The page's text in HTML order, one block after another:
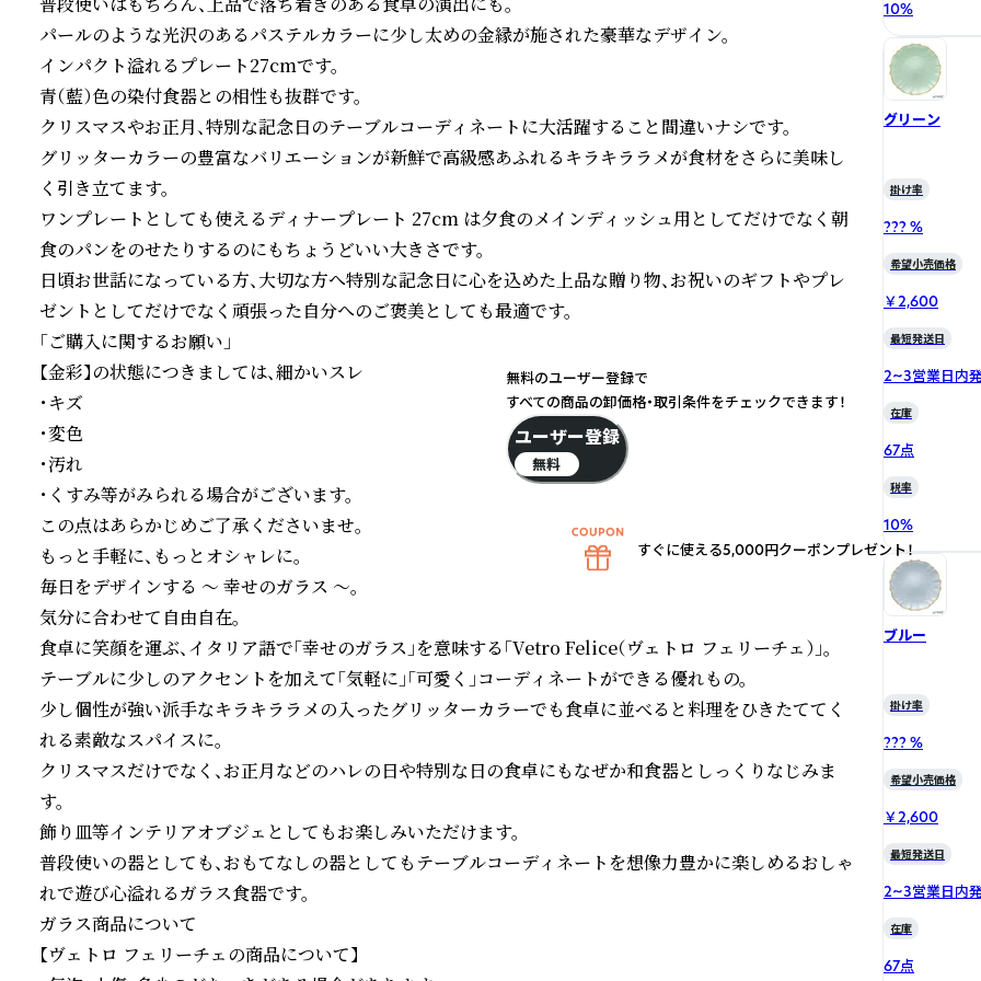
パールのような光沢のあるパステルカラーに少し太めの金縁が施された豪華なデザイン。
インパクト溢れるプレート27cmです。
青（藍）色の染付食器との相性も抜群です。
クリスマスやお正月、特別な記念日のテーブルコーディネートに大活躍すること間違いナシです。
グリッターカラーの豊富なバリエーションが新鮮で高級感あふれるキラキララメが食材をさらに美味し
く引き立てます。
ワンプレートとしても使えるディナープレート 27cm は夕食のメインディッシュ用としてだけでなく朝
食のパンをのせたりするのにもちょうどいい大きさです。
日頃お世話になっている方、大切な方へ特別な記念日に心を込めた上品な贈り物、お祝いのギフトやプレ
ゼントとしてだけでなく頑張った自分へのご褒美としても最適です。
「ご購入に関するお願い」
【金彩】の状態につきましては、細かいスレ
・キズ
・変色
・汚れ
・くすみ等がみられる場合がございます。
この点はあらかじめご了承くださいませ。
もっと手軽に、もっとオシャレに。
毎日をデザインする ～ 幸せのガラス ～。
気分に合わせて自由自在。
食卓に笑顔を運ぶ、イタリア語で「幸せのガラス」を意味する「Vetro Felice（ヴェトロ フェリーチェ）」。
テーブルに少しのアクセントを加えて「気軽に」「可愛く」コーディネートができる優れもの。
少し個性が強い派手なキラキララメの入ったグリッターカラーでも食卓に並べると料理をひきたててく
れる素敵なスパイスに。
クリスマスだけでなく、お正月などのハレの日や特別な日の食卓にもなぜか和食器としっくりなじみま
す。
飾り皿等インテリアオブジェとしてもお楽しみいただけます。
普段使いの器としても、おもてなしの器としてもテーブルコーディネートを想像力豊かに楽しめるおしゃ
れで遊び心溢れるガラス食器です。
ガラス商品について
【ヴェトロ フェリーチェの商品について】
10%
グリーン
掛け率
??? %
希望小売価格
￥2,600
最短発送日
2~3営業日内
在庫
67点
税率
10%
ブルー
掛け率
??? %
希望小売価格
￥2,600
最短発送日
2~3営業日内
在庫
67点
無料のユーザー登録で
すべての商品の卸価格・取引条件をチェックできます！
ユーザー登録
無料
すぐに使える5,000円クーポンプレゼント！